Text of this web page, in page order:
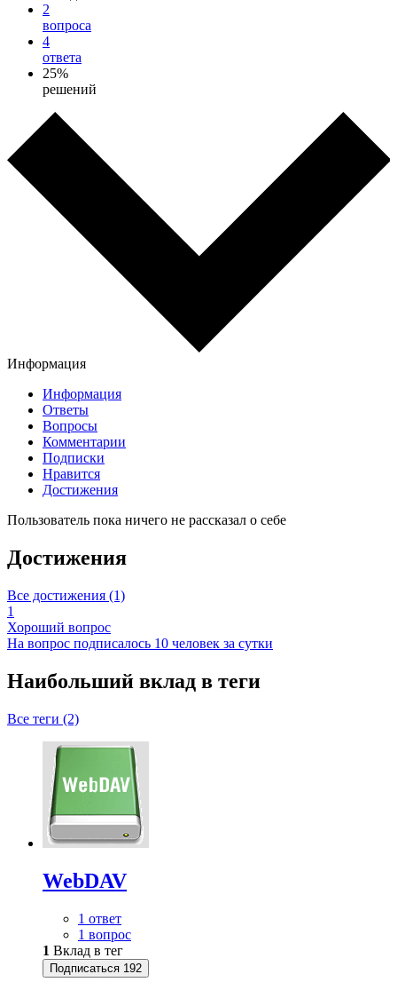
2
вопроса
4
ответа
25%
решений
Информация
Информация
Ответы
Вопросы
Комментарии
Подписки
Нравится
Достижения
Пользователь пока ничего не рассказал о себе
Достижения
Все достижения (1)
1
Хороший вопрос
На вопрос подписалось 10 человек за сутки
Наибольший вклад в теги
Все теги (2)
WebDAV
1 ответ
1 вопрос
1 Вклад в тег
Подписаться 192